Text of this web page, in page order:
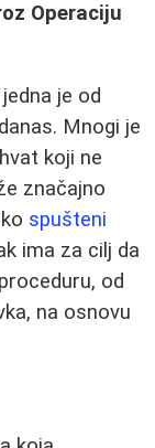
Operaciju
je od
Mnogi je
koji ne
značajno
spušteni
ima za cilj da
od
na osnovu